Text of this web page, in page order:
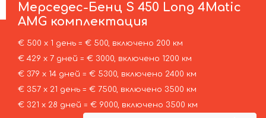
Мерседес-Бенц S 450 Long 4Matic
AMG комплектация
€ 500 х 1 день = € 500, включено 200 км
€ 429 х 7 дней = € 3000, включено 1200 км
€ 379 х 14 дней = € 5300, включено 2400 км
€ 357 х 21 день = € 7500, включено 3500 км
€ 321 х 28 дней = € 9000, включено 3500 км